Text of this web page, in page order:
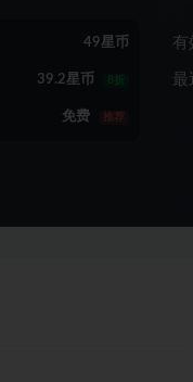
49星币
39.2星币 8折
免费 推荐
有
最